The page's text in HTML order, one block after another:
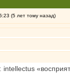
(5 лет тому назад)
intellectus